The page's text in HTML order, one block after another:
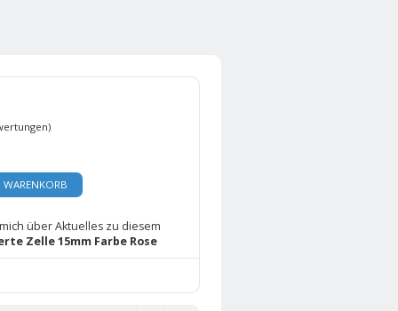
WARENKORB
über Aktuelles zu diesem
Zelle 15mm Farbe Rose